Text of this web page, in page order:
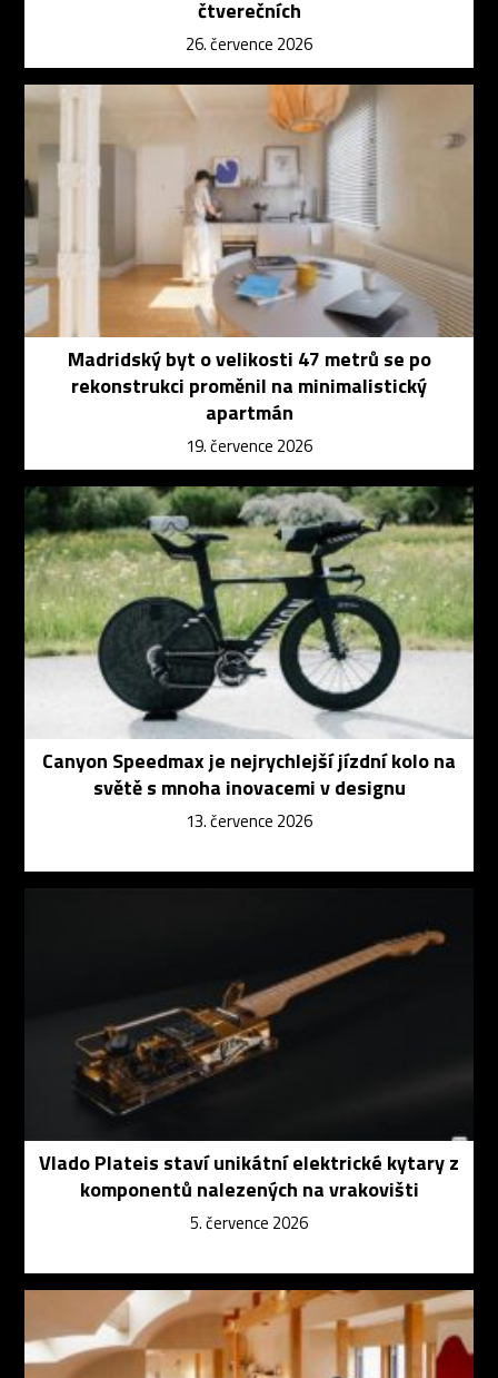
čtverečních
26. července 2026
Madridský byt o velikosti 47 metrů se po
rekonstrukci proměnil na minimalistický
apartmán
19. července 2026
Canyon Speedmax je nejrychlejší jízdní kolo na
světě s mnoha inovacemi v designu
13. července 2026
Vlado Plateis staví unikátní elektrické kytary z
komponentů nalezených na vrakovišti
5. července 2026